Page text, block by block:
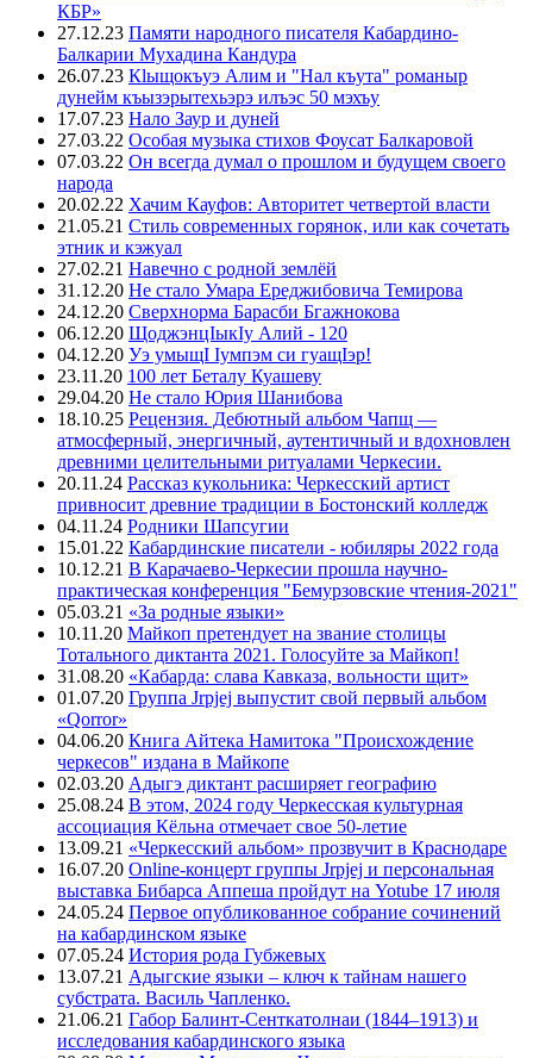
КБР»
27.12.23 Памяти народного писателя Кабардино-
Балкарии Мухадина Кандура
26.07.23 Кlыщокъуэ Алим и "Нал къута" романыр
дунейм къызэрытехьэрэ илъэс 50 мэхъу
17.07.23 Нало Заур и дуней
27.03.22 Особая музыка стихов Фоусат Балкаровой
07.03.22 Он всегда думал о прошлом и будущем своего
народа
20.02.22 Хачим Кауфов: Авторитет четвертой власти
21.05.21 Стиль современных горянок, или как сочетать
этник и кэжуал
27.02.21 Навечно с родной землёй
31.12.20 Не стало Умара Ереджибовича Темирова
24.12.20 Сверхнорма Барасби Бгажнокова
06.12.20 ЩоджэнцIыкIу Алий - 120
04.12.20 Уэ умыщI Iумпэм си гуащIэр!
23.11.20 100 лет Беталу Куашеву
29.04.20 Не стало Юрия Шанибова
18.10.25 Рецензия. Дебютный альбом Чапщ —
атмосферный, энергичный, аутентичный и вдохновлен
древними целительными ритуалами Черкесии.
20.11.24 Рассказ кукольника: Черкесский артист
привносит древние традиции в Бостонский колледж
04.11.24 Родники Шапсугии
15.01.22 Кабардинские писатели - юбиляры 2022 года
10.12.21 В Карачаево-Черкесии прошла научно-
практическая конференция "Бемурзовские чтения-2021"
05.03.21 «За родные языки»
10.11.20 Майкоп претендует на звание столицы
Тотального диктанта 2021. Голосуйте за Майкоп!
31.08.20 «Кабарда: слава Кавказа, вольности щит»
01.07.20 Группа Jrpjej выпустит свой первый альбом
«Qorror»
04.06.20 Книга Айтека Намитока "Происхождение
черкесов" издана в Майкопе
02.03.20 Адыгэ диктант расширяет географию
25.08.24 В этом, 2024 году Черкесская культурная
ассоциация Кёльна отмечает свое 50-летие
13.09.21 «Черкесский альбом» прозвучит в Краснодаре
16.07.20 Online-концерт группы Jrpjej и персональная
выставка Бибарса Аппеша пройдут на Yotube 17 июля
24.05.24 Первое опубликованное собрание сочинений
на кабардинском языке
07.05.24 История рода Губжевых
13.07.21 Адыгские языки – ключ к тайнам нашего
субстрата. Василь Чапленко.
21.06.21 Габор Балинт-Сенткатолнаи (1844–1913) и
исследования кабардинского языка